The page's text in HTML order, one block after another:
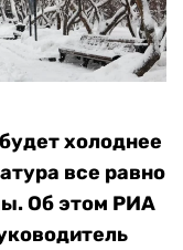
холоднее
все равно
Об этом РИА